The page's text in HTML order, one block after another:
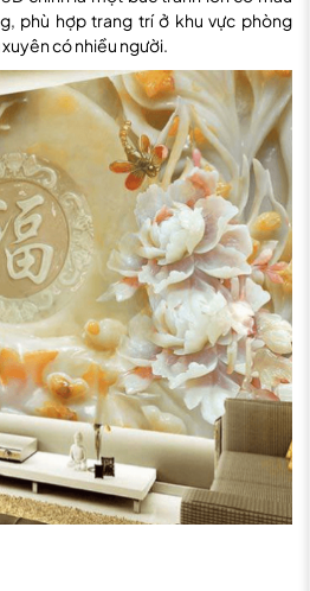
phù hợp trang trí ở khu vực phòng
có nhiều người.